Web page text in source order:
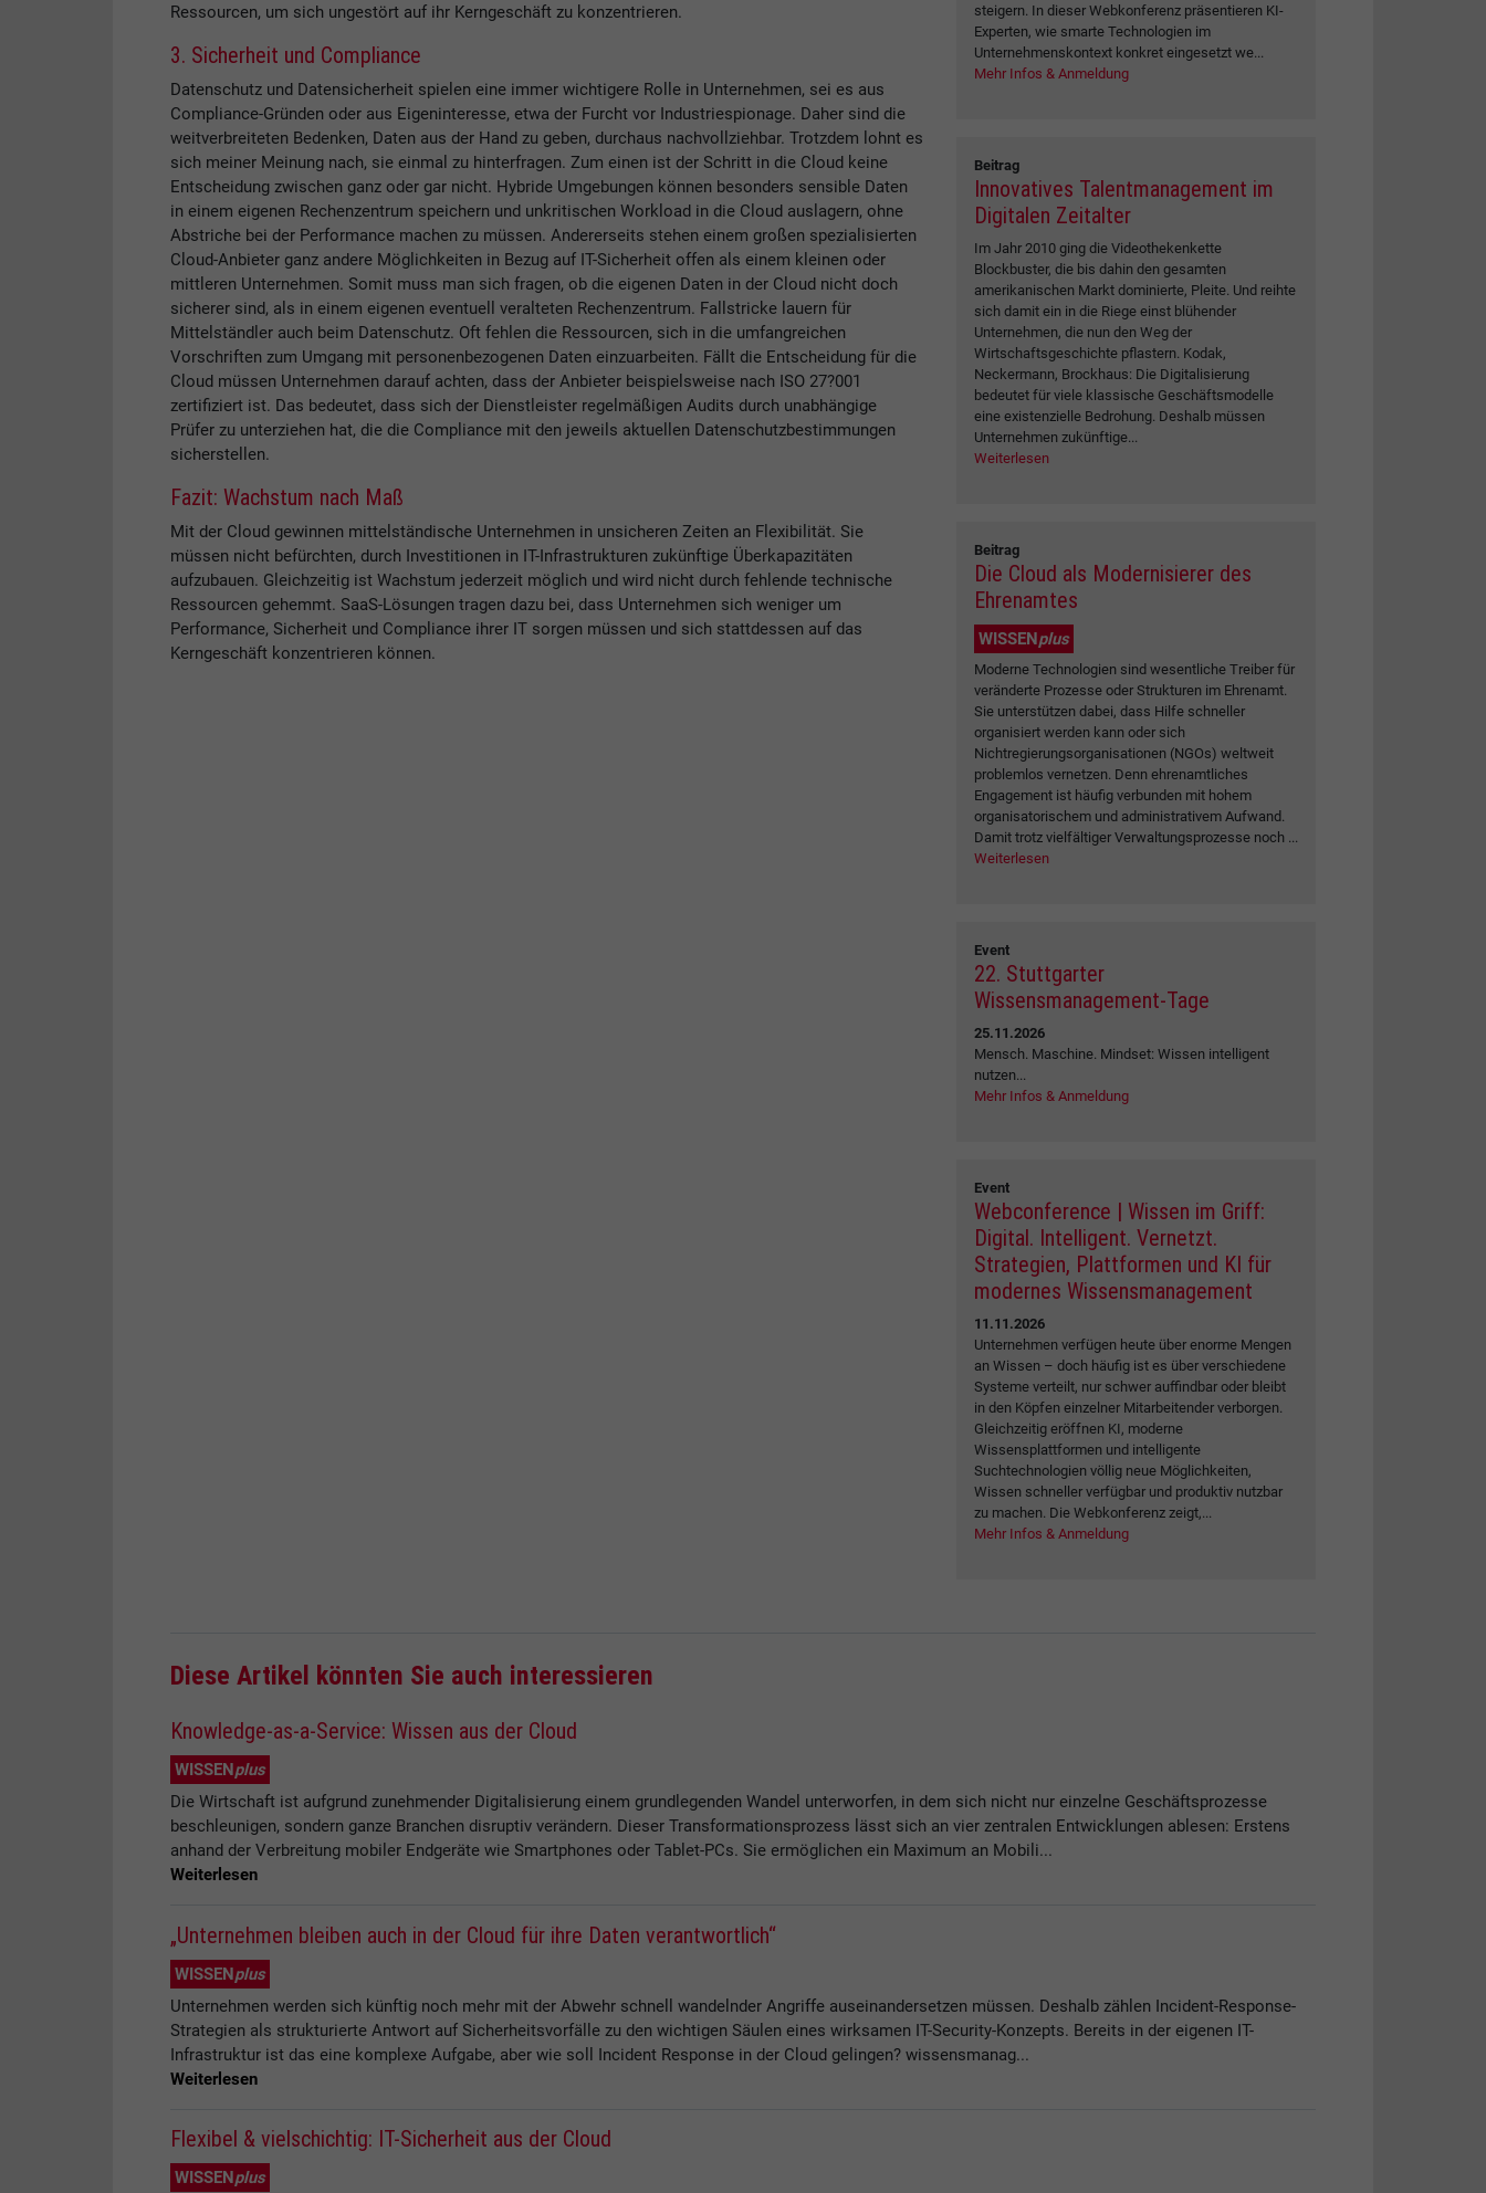
Ressourcen, um sich ungestört auf ihr Kerngeschäft zu konzentrieren.
3. Sicherheit und Compliance
Datenschutz und Datensicherheit spielen eine immer wichtigere Rolle in Unternehmen, sei es aus
Compliance-Gründen oder aus Eigeninteresse, etwa der Furcht vor Industriespionage. Daher sind die
weitverbreiteten Bedenken, Daten aus der Hand zu geben, durchaus nachvollziehbar. Trotzdem lohnt es
sich meiner Meinung nach, sie einmal zu hinterfragen. Zum einen ist der Schritt in die Cloud keine
Entscheidung zwischen ganz oder gar nicht. Hybride Umgebungen können besonders sensible Daten
in einem eigenen Rechenzentrum speichern und unkritischen Workload in die Cloud auslagern, ohne
Abstriche bei der Performance machen zu müssen. Andererseits stehen einem großen spezialisierten
Cloud-Anbieter ganz andere Möglichkeiten in Bezug auf IT-Sicherheit offen als einem kleinen oder
mittleren Unternehmen. Somit muss man sich fragen, ob die eigenen Daten in der Cloud nicht doch
sicherer sind, als in einem eigenen eventuell veralteten Rechenzentrum. Fallstricke lauern für
Mittelständler auch beim Datenschutz. Oft fehlen die Ressourcen, sich in die umfangreichen
Vorschriften zum Umgang mit personenbezogenen Daten einzuarbeiten. Fällt die Entscheidung für die
Cloud müssen Unternehmen darauf achten, dass der Anbieter beispielsweise nach ISO 27?001
zertifiziert ist. Das bedeutet, dass sich der Dienstleister regelmäßigen Audits durch unabhängige
Prüfer zu unterziehen hat, die die Compliance mit den jeweils aktuellen Datenschutzbestimmungen
sicherstellen.
Fazit: Wachstum nach Maß
Mit der Cloud gewinnen mittelständische Unternehmen in unsicheren Zeiten an Flexibilität. Sie
müssen nicht befürchten, durch Investitionen in IT-Infrastrukturen zukünftige Überkapazitäten
aufzubauen. Gleichzeitig ist Wachstum jederzeit möglich und wird nicht durch fehlende technische
Ressourcen gehemmt. SaaS-Lösungen tragen dazu bei, dass Unternehmen sich weniger um
Performance, Sicherheit und Compliance ihrer IT sorgen müssen und sich stattdessen auf das
Kerngeschäft konzentrieren können.
steigern. In dieser Webkonferenz präsentieren KI-
Experten, wie smarte Technologien im
Unternehmenskontext konkret eingesetzt we...
Mehr Infos & Anmeldung
Beitrag
Innovatives Talentmanagement im
Digitalen Zeitalter
Im Jahr 2010 ging die Videothekenkette
Blockbuster, die bis dahin den gesamten
amerikanischen Markt dominierte, Pleite. Und reihte
sich damit ein in die Riege einst blühender
Unternehmen, die nun den Weg der
Wirtschaftsgeschichte pflastern. Kodak,
Neckermann, Brockhaus: Die Digitalisierung
bedeutet für viele klassische Geschäftsmodelle
eine existenzielle Bedrohung. Deshalb müssen
Unternehmen zukünftige...
Weiterlesen
Beitrag
Die Cloud als Modernisierer des
Ehrenamtes
WISSENplus
Moderne Technologien sind wesentliche Treiber für
veränderte Prozesse oder Strukturen im Ehrenamt.
Sie unterstützen dabei, dass Hilfe schneller
organisiert werden kann oder sich
Nichtregierungsorganisationen (NGOs) weltweit
problemlos vernetzen. Denn ehrenamtliches
Engagement ist häufig verbunden mit hohem
organisatorischem und administrativem Aufwand.
Damit trotz vielfältiger Verwaltungsprozesse noch ...
Weiterlesen
Event
22. Stuttgarter
Wissensmanagement-Tage
25.11.2026
Mensch. Maschine. Mindset: Wissen intelligent
nutzen...
Mehr Infos & Anmeldung
Event
Webconference | Wissen im Griff:
Digital. Intelligent. Vernetzt.
Strategien, Plattformen und KI für
modernes Wissensmanagement
11.11.2026
Unternehmen verfügen heute über enorme Mengen
an Wissen – doch häufig ist es über verschiedene
Systeme verteilt, nur schwer auffindbar oder bleibt
in den Köpfen einzelner Mitarbeitender verborgen.
Gleichzeitig eröffnen KI, moderne
Wissensplattformen und intelligente
Suchtechnologien völlig neue Möglichkeiten,
Wissen schneller verfügbar und produktiv nutzbar
zu machen. Die Webkonferenz zeigt,...
Mehr Infos & Anmeldung
Diese Artikel könnten Sie auch interessieren
Knowledge-as-a-Service: Wissen aus der Cloud
WISSENplus
Die Wirtschaft ist aufgrund zunehmender Digitalisierung einem grundlegenden Wandel unterworfen, in dem sich nicht nur einzelne Geschäftsprozesse
beschleunigen, sondern ganze Branchen disruptiv verändern. Dieser Transformationsprozess lässt sich an vier zentralen Entwicklungen ablesen: Erstens
anhand der Verbreitung mobiler Endgeräte wie Smartphones oder Tablet-PCs. Sie ermöglichen ein Maximum an Mobili...
Weiterlesen
„Unternehmen bleiben auch in der Cloud für ihre Daten verantwortlich“
WISSENplus
Unternehmen werden sich künftig noch mehr mit der Abwehr schnell wandelnder Angriffe auseinandersetzen müssen. Deshalb zählen Incident-Response-
Strategien als strukturierte Antwort auf Sicherheitsvorfälle zu den wichtigen Säulen eines wirksamen IT-Security-Konzepts. Bereits in der eigenen IT-
Infrastruktur ist das eine komplexe Aufgabe, aber wie soll Incident Response in der Cloud gelingen? wissensmanag...
Weiterlesen
Flexibel & vielschichtig: IT-Sicherheit aus der Cloud
WISSEN plus